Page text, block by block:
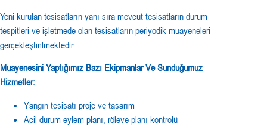
Yeni kurulan tesisatların yanı sıra mevcut tesisatların durum
tespitleri ve işletmede olan tesisatların periyodik muayeneleri
gerçekleştirilmektedir.
Muayenesini Yaptığımız Bazı Ekipmanlar Ve Sunduğumuz
Hizmetler:
Yangın tesisatı proje ve tasarım
Acil durum eylem planı, röleve planı kontrolü